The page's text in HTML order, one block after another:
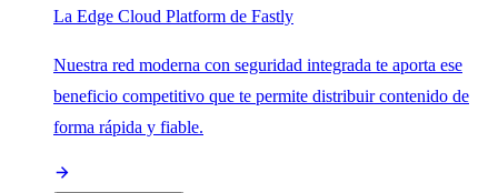
La Edge Cloud Platform de Fastly
Nuestra red moderna con seguridad integrada te aporta ese
beneficio competitivo que te permite distribuir contenido de
forma rápida y fiable.